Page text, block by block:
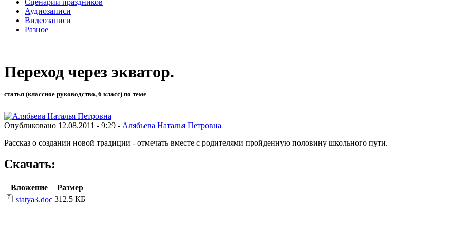
Аудиозаписи
Видеозаписи
Разное
Переход через экватор.
статья (классное руководство, 6 класс) по теме
Опубликовано 12.08.2011 - 9:29 - Алябьева Наталья Петровна
Рассказ о создании новой традиции - отмечать вместе с родителями пройденную половину школьного пути.
Скачать:
Вложение
Размер
statya3.doc 312.5 КБ